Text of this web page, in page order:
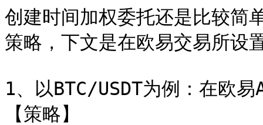
创建时间加权委托还是比较简
策略，下文是在欧易交易所设
1、以BTC/USDT为例：在欧
【策略】